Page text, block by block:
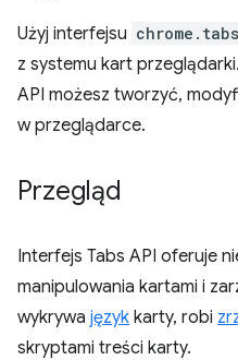
Użyj interfejsu chrome.tabs
z systemu kart
API możesz tworzyć,
w przeglądarce.
Przegląd
Interfejs Tabs API oferuje
manipulowania kartami i
wykrywa język karty, robi
skryptami treści karty.